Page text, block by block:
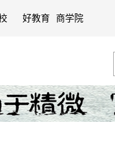
好教育 商学院